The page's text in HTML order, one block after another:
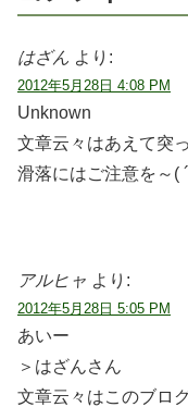
はざん より:
2012年5月28日 4:08 PM
Unknown
文章云々はあえて突
滑落にはご注意を～(
アルヒャ より:
2012年5月28日 5:05 PM
あいー
＞はざんさん
文章云々はこのブロ